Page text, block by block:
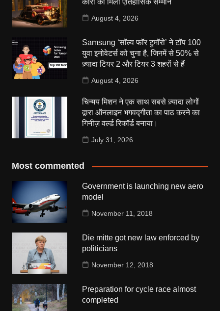
कारों को मिला ऐतिहासिक सम्मान
August 4, 2026
Samsung ‘सॉल्व फॉर टुमॉरो’ ने टॉप 100
युवा इनोवेटर्स को चुना है, जिनमें से 50% से
ज़्यादा टियर 2 और टियर 3 शहरों से हैं
August 4, 2026
चिन्मय मिशन ने एक साथ सबसे ज़्यादा लोगों
द्वारा ऑनलाइन भगवद्गीता का पाठ करने का
गिनीज़ वर्ल्ड रिकॉर्ड बनाया।
July 31, 2026
Most commented
Government is launching new aero
model
November 11, 2018
Die mitte got new law enforced by
politicians
November 12, 2018
Preparation for cycle race almost
completed